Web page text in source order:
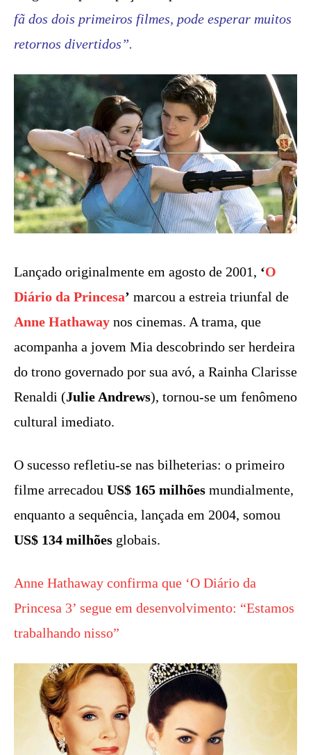
fã dos dois primeiros filmes, pode esperar muitos
retornos divertidos”.
Lançado originalmente em agosto de 2001, ‘O
Diário da Princesa’ marcou a estreia triunfal de
Anne Hathaway nos cinemas. A trama, que
acompanha a jovem Mia descobrindo ser herdeira
do trono governado por sua avó, a Rainha Clarisse
Renaldi (Julie Andrews), tornou-se um fenômeno
cultural imediato.
O sucesso refletiu-se nas bilheterias: o primeiro
filme arrecadou US$ 165 milhões mundialmente,
enquanto a sequência, lançada em 2004, somou
US$ 134 milhões globais.
Anne Hathaway confirma que ‘O Diário da
Princesa 3’ segue em desenvolvimento: “Estamos
trabalhando nisso”